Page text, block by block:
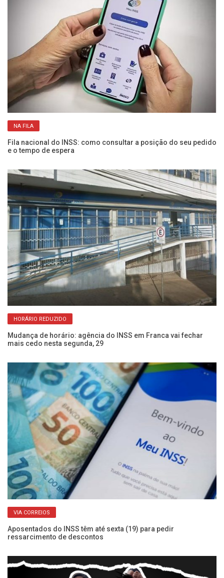
NA FILA
Fila nacional do INSS: como consultar a posição do seu pedido
e o tempo de espera
HORÁRIO REDUZIDO
Mudança de horário: agência do INSS em Franca vai fechar
mais cedo nesta segunda, 29
VIA CORREIOS
Aposentados do INSS têm até sexta (19) para pedir
ressarcimento de descontos